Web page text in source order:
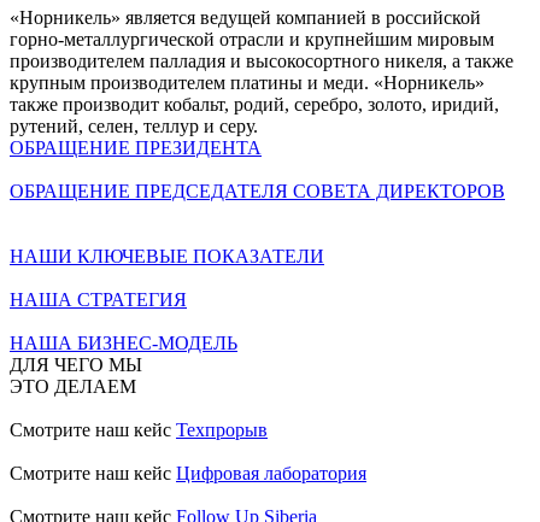
«Норникель» является ведущей компанией в российской
горно-металлургической отрасли и крупнейшим мировым
производителем палладия и высокосортного никеля, а также
крупным производителем платины и меди. «Норникель»
также производит кобальт, родий, серебро, золото, иридий,
рутений, селен, теллур и серу.
ОБРАЩЕНИЕ ПРЕЗИДЕНТА
ОБРАЩЕНИЕ ПРЕДСЕДАТЕЛЯ СОВЕТА ДИРЕКТОРОВ
НАШИ КЛЮЧЕВЫЕ ПОКАЗАТЕЛИ
НАША СТРАТЕГИЯ
НАША БИЗНЕС-МОДЕЛЬ
ДЛЯ ЧЕГО МЫ
ЭТО ДЕЛАЕМ
Смотрите наш кейс Техпрорыв
Смотрите наш кейс Цифровая лаборатория
Смотрите наш кейс Follow Up Siberia